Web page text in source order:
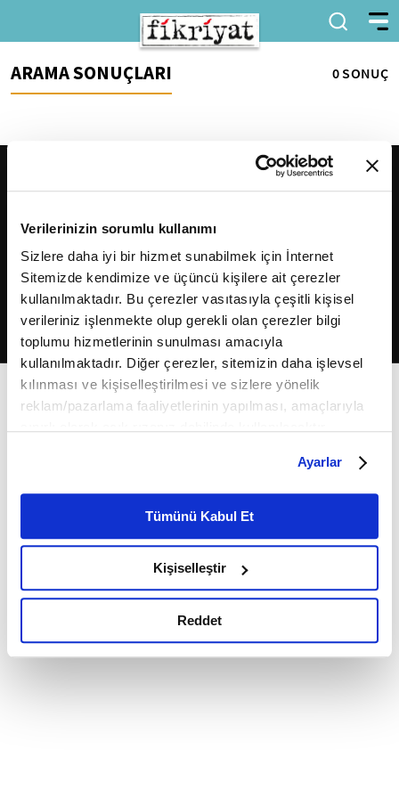
Verilerinizin sorumlu kullanımı
Sizlere daha iyi bir hizmet sunabilmek için İnternet
Sitemizde kendimize ve üçüncü kişilere ait çerezler
kullanılmaktadır. Bu çerezler vasıtasıyla çeşitli kişisel
verileriniz işlenmekte olup gerekli olan çerezler bilgi
toplumu hizmetlerinin sunulması amacıyla
kullanılmaktadır. Diğer çerezler, sitemizin daha işlevsel
kılınması ve kişiselleştirilmesi ve sizlere yönelik
reklam/pazarlama faaliyetlerinin yapılması, amaçlarıyla
belirleyebilirsiniz. Çerezlere ilişkin detaylı bilgi için
Ayarlar butonuna tıklayabilir,Çerez Bilgilendirme
Metnimizi ziyaret edebilirsiniz.
6698 sayılı Kişisel Verilerin Korunması Kanunu uyarınca
okumak ve sitemizi ziyaretiniz kapsamında
gerçekleştirilen veri işleme faaliyetleri ile ilgili daha
detaylı bilgi almak için lütfentıklayınız.
Ayarlar
Tümünü Kabul Et
Kişiselleştir
Reddet
ARAMA SONUÇLARI 0 SONUÇ
2026Fikriyat. Tüm hakları saklıdır.